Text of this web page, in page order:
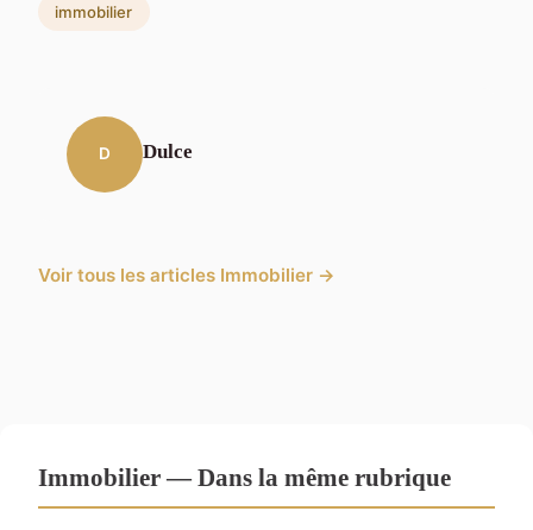
immobilier
D Dulce
Voir tous les articles Immobilier →
Immobilier — Dans la même rubrique